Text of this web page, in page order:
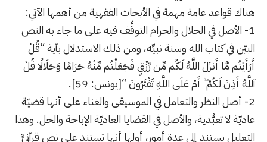
هناك قواعد عامة مهمة في الأبحاث الفقهية من أهمها الآتي:
1- الأصل في الحلال والحرام التوقُّف فيه على ما جاء به النص
البيّن في كتاب الله وسنة نبيِّه، ومن ذلك الاستدلال بآية “قُلْ
أَرَأَيْتُم مَّا أَنزَلَ اللَّهُ لَكُم مِّن رِّزْقٍ فَجَعَلْتُم مِّنْهُ حَرَامًا وَحَلَالًا قُلْ
آللَّهُ أَذِنَ لَكُمْ ۖ أَمْ عَلَى اللَّهِ تَفْتَرُونَ “[يونس: 59].
2- أصل النظر والتعامل في الموسيقى والغناء على أنها قضيّة
عاديّة لا تعبُّدية، والأصل في القضايا العاديّة الإباحة والحل. وهذا
التعليل يستند إلى عدة أمور، أولها أنها تستند على نص قرآنيٍّ